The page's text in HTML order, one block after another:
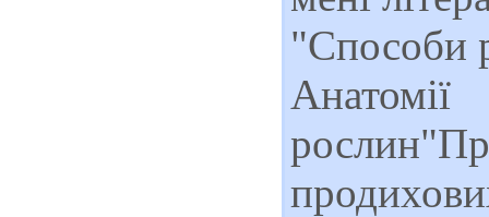
"Способи
Анатомії